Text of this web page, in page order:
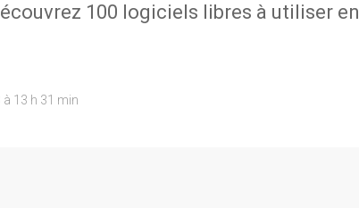
100 logiciels libres à utiliser en
13 h 31 min